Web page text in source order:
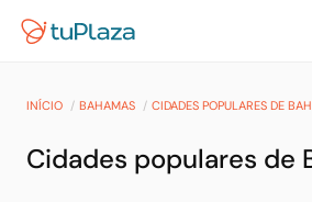
INÍCIO BAHAMAS CIDADES POPULARES DE
Cidades populares de